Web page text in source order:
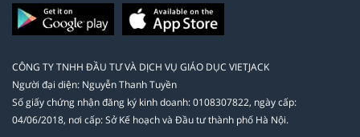
CÔNG TY TNHH ĐẦU TƯ VÀ DỊCH VỤ GIÁO DỤC VIETJACK
Người đại diện: Nguyễn Thanh Tuyền
Số giấy chứng nhận đăng ký kinh doanh: 0108307822, ngày cấp:
04/06/2018, nơi cấp: Sở Kế hoạch và Đầu tư thành phố Hà Nội.